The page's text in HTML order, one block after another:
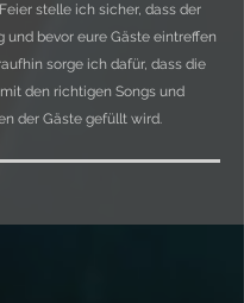
stelle ich sicher, dass der
und bevor eure Gäste eintreffen
sorge ich dafür, dass die
den richtigen Songs und
der Gäste gefüllt wird.